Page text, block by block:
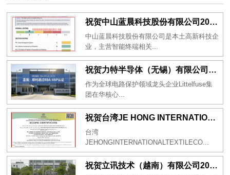
祝贺中山蓝晨科技股份有限公司2026年一次性成功通过BSCI验厂-B级
中山蓝晨科技股份有限公司是本土高新科技企
业，主营智能终端相关...
祝贺力特半导体（无锡）有限公司2026年一次性成功通过RBA-VAP认证审核并取得170.2分
作为全球电路保护领域龙头企业Littelfuse集
团在华核心...
祝贺台湾JE HONG INTERNATIONAL TEXTILE CO., LTD 2026年一次性成功通过GRS认证
台湾
JEHONGINTERNATIONALTEXTILECO...
祝贺立讯技术（越南）有限公司2026年一次性成功通过RBA-VAP审核获得金牌评级！